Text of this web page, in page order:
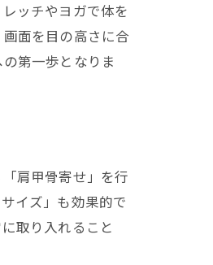
ッチやヨガで体を
面を目の高さに合
第一歩となりま
肩甲骨寄せ」を行
イズ」も効果的で
取り入れること